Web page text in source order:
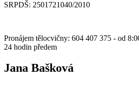
SRPDŠ: 2501721040/2010
Pronájem tělocvičny: 604 407 375 - od
24 hodin předem
Jana Bašková